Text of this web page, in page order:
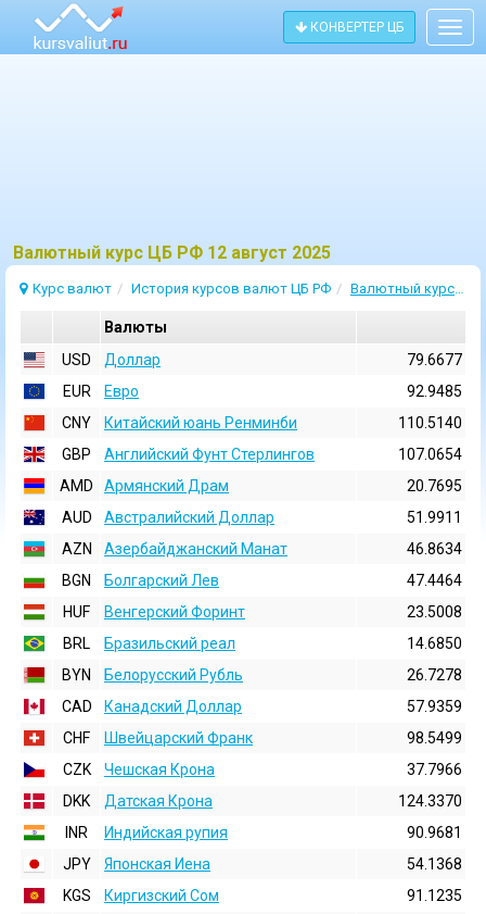
КОНВЕРТЕР ЦБ
Bалютный курс ЦБ РФ 12 август 2025
Курс валют История курсов валют ЦБ РФ Валютный курс 12 Август 2025
Валюты
USD
Доллар
79.6677
EUR
Евро
92.9485
CNY
Китайский юань Ренминби
110.5140
GBP
Английский Фунт Стерлингов
107.0654
AMD
Армянский Драм
20.7695
AUD
Австралийский Доллар
51.9911
AZN
Азербайджанский Манат
46.8634
BGN
Болгарский Лев
47.4464
HUF
Венгерский Форинт
23.5008
BRL
Бразильский реал
14.6850
BYN
Белорусский Рубль
26.7278
CAD
Канадский Доллар
57.9359
CHF
Швейцарский Франк
98.5499
CZK
Чешская Крона
37.7966
DKK
Датская Крона
124.3370
INR
Индийская pупия
90.9681
JPY
Японская Иена
54.1368
KGS
Киргизский Сом
91.1235